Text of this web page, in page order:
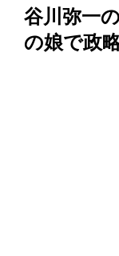
谷川弥一
の娘で政